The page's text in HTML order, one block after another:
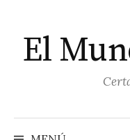
El